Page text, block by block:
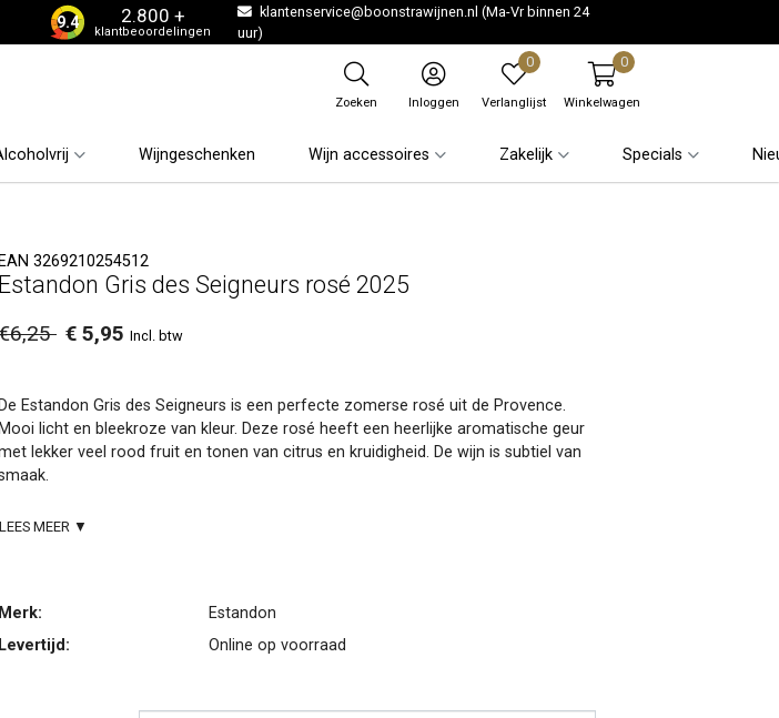
9.4 2.800 +
klantbeoordelingen
klantenservice@boonstrawijnen.nl (Ma-Vr binnen 24
uur)
Zoeken Inloggen
0
Verlanglijst
0
Winkelwagen
Wijngeschenken Wijn accessoires Zakelijk Specials
EAN 3269210254512
Estandon Gris des Seigneurs rosé 2025
€ 5,95 Incl. btw
De Estandon Gris des Seigneurs is een perfecte zomerse rosé uit de Provence.
Mooi licht en bleekroze van kleur. Deze rosé heeft een heerlijke aromatische geur
lekker veel rood fruit en tonen van citrus en kruidigheid. De wijn is subtiel van
LEES MEER ▼
Merk:
Estandon
Levertijd:
Online op voorraad